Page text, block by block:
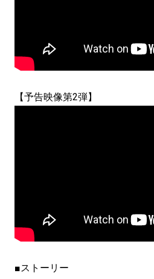
【予告映像第2弾】
■ストーリー